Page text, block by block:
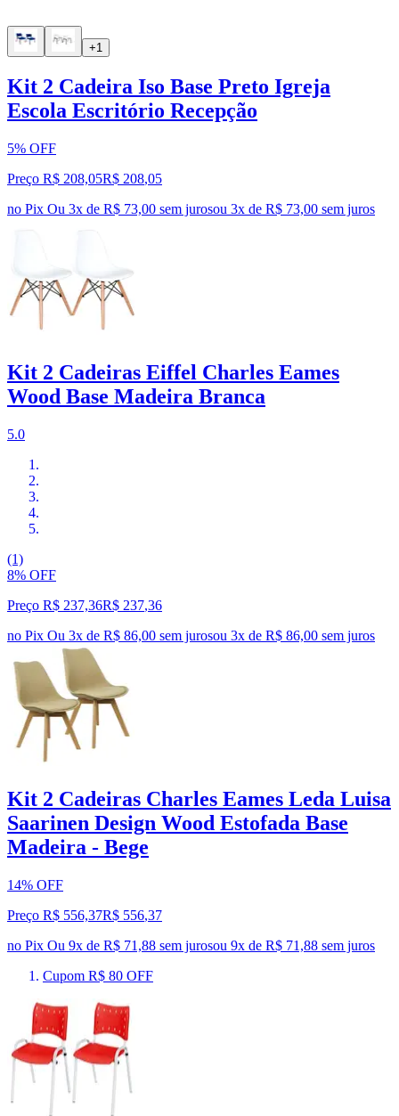
+1
Kit 2 Cadeira Iso Base Preto Igreja
Escola Escritório Recepção
5% OFF
Preço R$ 208,05R$ 208,05
no Pix Ou 3x de R$ 73,00 sem jurosou 3x de R$ 73,00 sem juros
Kit 2 Cadeiras Eiffel Charles Eames
Wood Base Madeira Branca
5.0
(1)
8% OFF
Preço R$ 237,36R$ 237,36
no Pix Ou 3x de R$ 86,00 sem jurosou 3x de R$ 86,00 sem juros
Kit 2 Cadeiras Charles Eames Leda Luisa
Saarinen Design Wood Estofada Base
Madeira - Bege
14% OFF
Preço R$ 556,37R$ 556,37
no Pix Ou 9x de R$ 71,88 sem jurosou 9x de R$ 71,88 sem juros
Cupom R$ 80 OFF